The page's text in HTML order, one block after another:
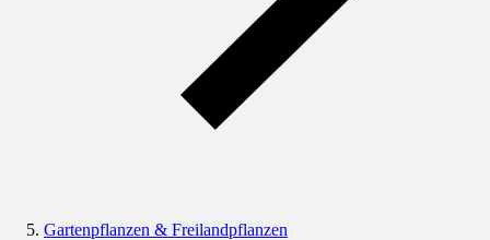
Gartenpflanzen & Freilandpflanzen